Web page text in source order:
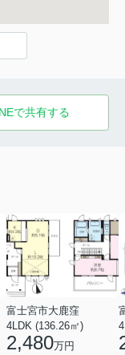
で共有する
富士宮市大鹿窪
4LDK (136.26㎡)
2,480万円